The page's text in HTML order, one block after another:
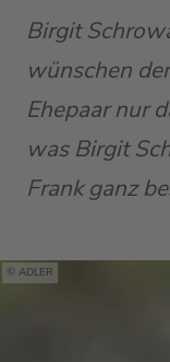
Birgit
wünschen
Ehepaar nur
was Birgit
Frank ganz
ADLER